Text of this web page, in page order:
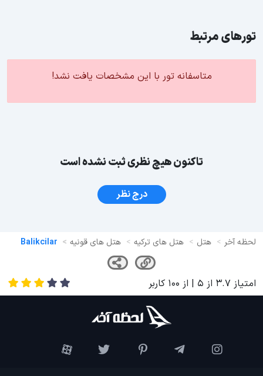
تورهای مرتبط
متاسفانه تور با این مشخصات یافت نشد!
تاکنون هیچ نظری ثبت نشده است
درج نظر
لحظه آخر هتل هتل های ترکیه هتل های قونیه Balikcilar
امتیاز 3.7 از 5 | از 100 کاربر